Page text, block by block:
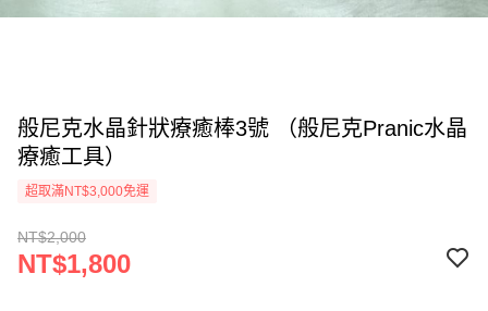
般尼克水晶針狀療癒棒3號 （般尼克Pranic水晶
療癒工具）
超取滿NT$3,000免運
NT$2,000
NT$1,800